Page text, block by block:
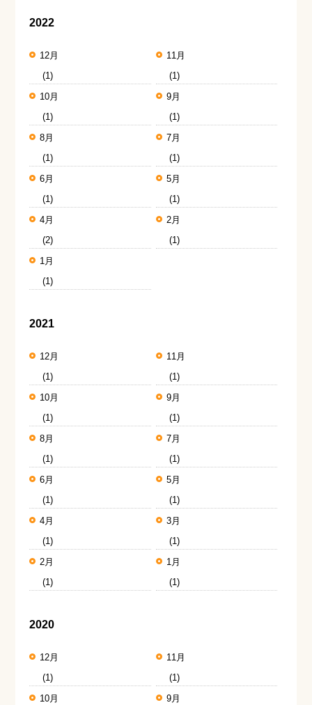
2022
12月
(1)
11月
(1)
10月
(1)
9月
(1)
8月
(1)
7月
(1)
6月
(1)
5月
(1)
4月
(2)
2月
(1)
1月
(1)
2021
12月
(1)
11月
(1)
10月
(1)
9月
(1)
8月
(1)
7月
(1)
6月
(1)
5月
(1)
4月
(1)
3月
(1)
2月
(1)
1月
(1)
2020
12月
(1)
11月
(1)
10月
9月